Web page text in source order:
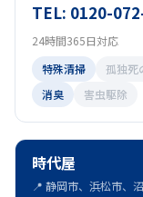
TEL: 0120-
24時間365日対応
特殊清掃
孤独死
消臭
害虫駆除
時代屋
📍 静岡市、浜松市、